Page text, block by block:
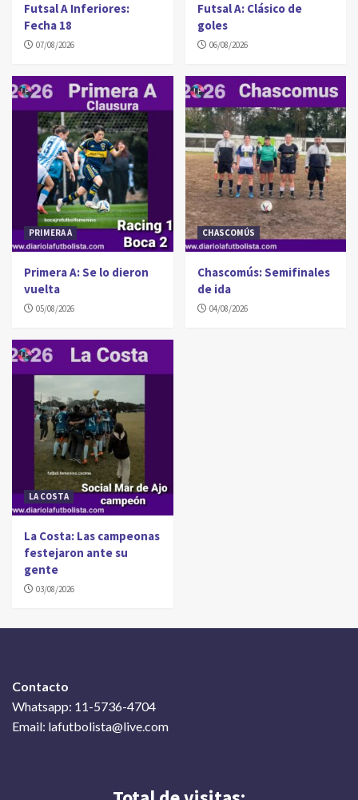
Futsal A Inferiores:
Fecha 18
07/08/2026
Futsal A: Clásico de
goles
06/08/2026
PRIMERA A
Primera A: Se lo dieron
vuelta
05/08/2026
CHASCOMÚS
Chascomús: Semifinales
de ida
04/08/2026
LA COSTA
La Costa: Las campeonas
festejaron ante su
gente
03/08/2026
Contacto
Whatsapp: 11-5736-4704
Email: lafutbolista@live.com